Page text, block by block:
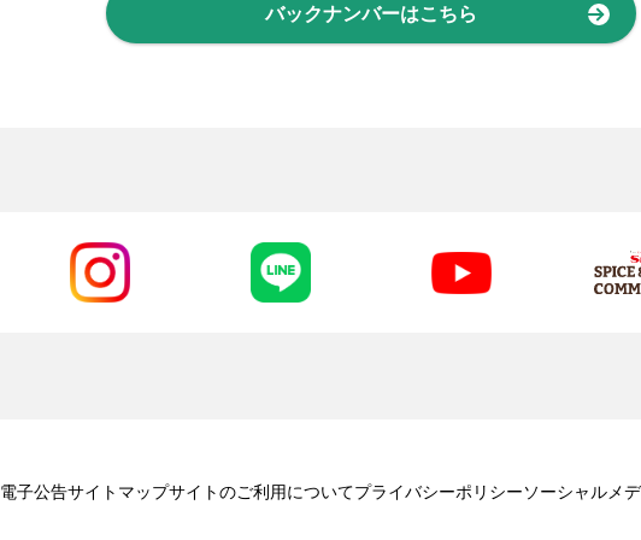
バックナンバーはこちら
電子公告サイトマップサイトのご利用についてプライバシーポリシーソーシャルメ